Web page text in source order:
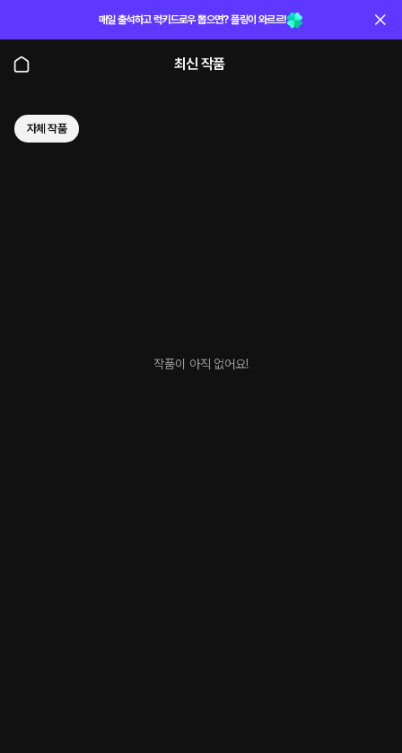
매일 출석하고 럭키드로우 뽑으면? 플링이 와르르!
최신 작품
자체 작품
작품이 아직 없어요!